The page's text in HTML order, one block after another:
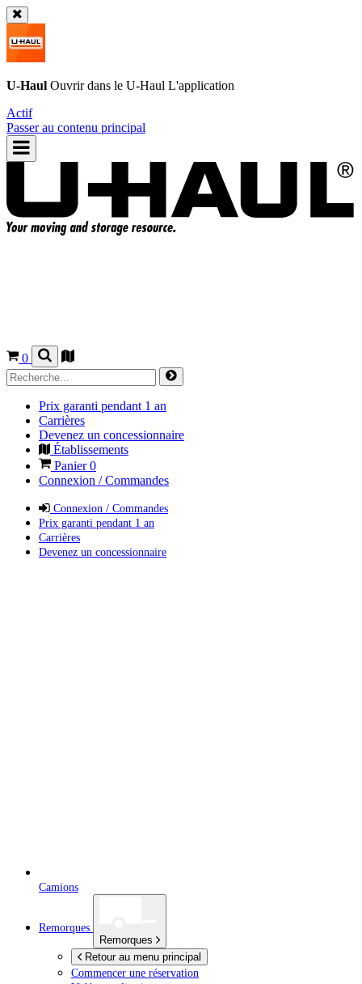
U-Haul Ouvrir dans le U-Haul L'application
Actif
Passer au contenu principal
0
Prix garanti pendant 1 an
Carrières
Devenez un concessionnaire
Établissements
Panier0
Connexion / Commandes
Connexion / Commandes
Prix garanti pendant 1 an
Carrières
Devenez un concessionnaire
Camions
Remorques
Remorques
Retour au menu principal
Commencer une réservation